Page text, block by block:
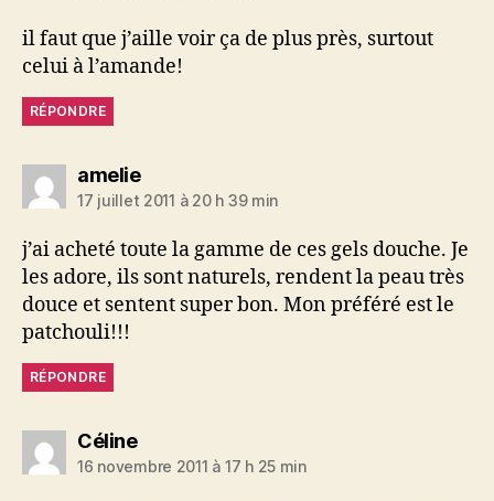
il faut que j’aille voir ça de plus près, surtout
celui à l’amande!
RÉPONDRE
ameliedit :
17 juillet 2011 à 20 h 39 min
j’ai acheté toute la gamme de ces gels douche. Je
les adore, ils sont naturels, rendent la peau très
douce et sentent super bon. Mon préféré est le
patchouli!!!
RÉPONDRE
Célinedit :
16 novembre 2011 à 17 h 25 min